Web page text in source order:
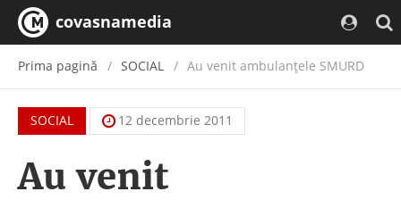
covasnamedia
Prima pagină SOCIAL Au venit ambulanţele SMURD
SOCIAL 12 decembrie 2011
Au venit